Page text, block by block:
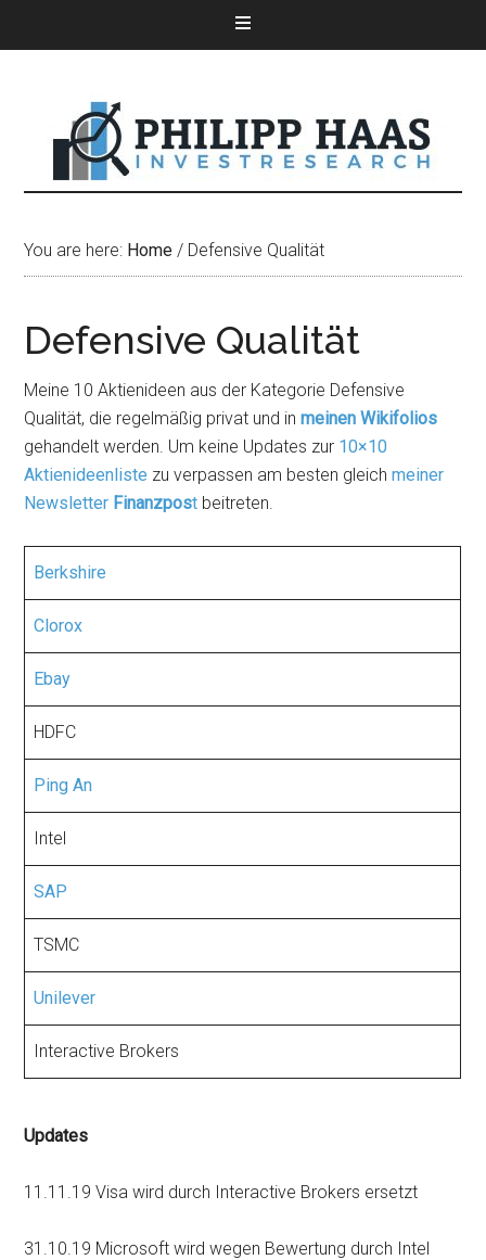
You are here: Home / Defensive Qualität
Defensive Qualität
Meine 10 Aktienideen aus der Kategorie Defensive
Qualität, die regelmäßig privat und inmeinen Wikifolios
gehandelt werden. Um keine Updates zur 10×10
Aktienideenliste zu verpassen am besten gleichmeiner
Newsletter Finanzpost beitreten.
Berkshire
Clorox
Ebay
HDFC
Ping An
Intel
SAP
TSMC
Unilever
Interactive Brokers
Updates
11.11.19 Visa wird durch Interactive Brokers ersetzt
31.10.19 Microsoft wird wegen Bewertung durch Intel